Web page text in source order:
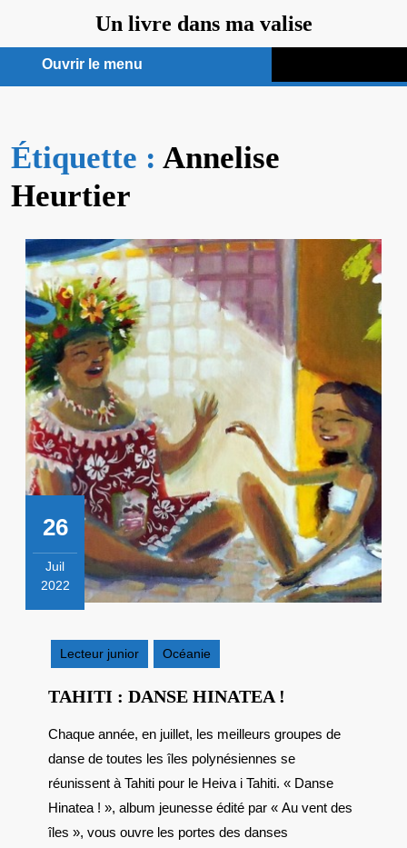
contenu
Un livre dans ma valise
Ouvrir le menu
menu
Étiquette : Annelise
Heurtier
26
Juil
2022
2022
Lecteur junior
Océanie
TAHITI : DANSE HINATEA !
DANSE
HINATEA
!
Chaque année, en juillet, les meilleurs groupes de
danse de toutes les îles polynésiennes se
réunissent à Tahiti pour le Heiva i Tahiti. « Danse
Hinatea ! », album jeunesse édité par « Au vent des
îles », vous ouvre les portes des danses